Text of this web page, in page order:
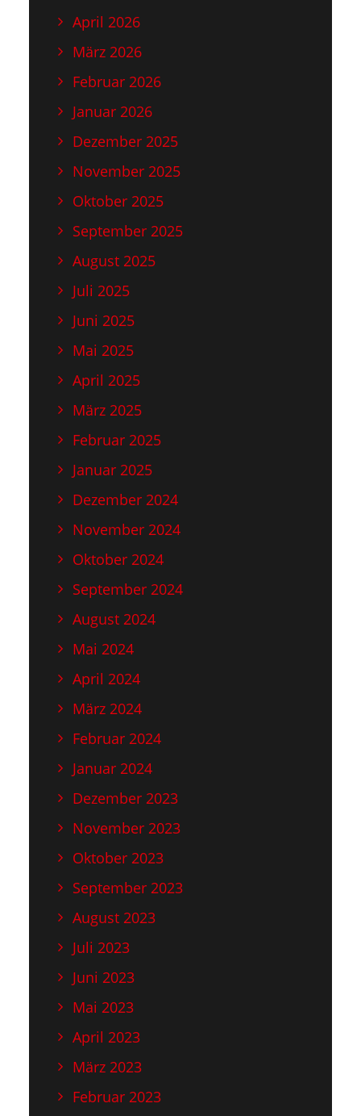
April 2026
März 2026
Februar 2026
Januar 2026
Dezember 2025
November 2025
Oktober 2025
September 2025
August 2025
Juli 2025
Juni 2025
Mai 2025
April 2025
März 2025
Februar 2025
Januar 2025
Dezember 2024
November 2024
Oktober 2024
September 2024
August 2024
Mai 2024
April 2024
März 2024
Februar 2024
Januar 2024
Dezember 2023
November 2023
Oktober 2023
September 2023
August 2023
Juli 2023
Juni 2023
Mai 2023
April 2023
März 2023
Februar 2023